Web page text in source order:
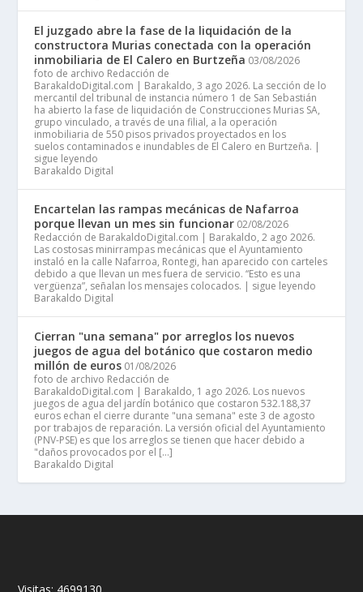
El juzgado abre la fase de la liquidación de la
constructora Murias conectada con la operación
inmobiliaria de El Calero en Burtzeña 03/08/2026
foto de archivo Redacción de
BarakaldoDigital.com | Barakaldo, 3 ago 2026. La sección de lo
mercantil del tribunal de instancia número 1 de San Sebastián
ha abierto la fase de liquidación de Construcciones Murias SA,
grupo vinculado, a través de una filial, a la operación
inmobiliaria de 550 pisos privados proyectados en los
suelos contaminados e inundables de El Calero en Burtzeña. |
sigue leyendo
Barakaldo Digital
Encartelan las rampas mecánicas de Nafarroa
porque llevan un mes sin funcionar 02/08/2026
Redacción de BarakaldoDigital.com | Barakaldo, 2 ago 2026.
Las costosas minirrampas mecánicas que el Ayuntamiento
instaló en la calle Nafarroa, Rontegi, han aparecido con carteles
debido a que llevan un mes fuera de servicio. “Esto es una
vergüenza”, señalan los mensajes colocados. | sigue leyendo
Barakaldo Digital
Cierran "una semana" por arreglos los nuevos
juegos de agua del botánico que costaron medio
millón de euros 01/08/2026
foto de archivo Redacción de
BarakaldoDigital.com | Barakaldo, 1 ago 2026. Los nuevos
juegos de agua del jardín botánico que costaron 532.188,37
euros echan el cierre durante "una semana" este 3 de agosto
por trabajos de reparación. La versión oficial del Ayuntamiento
(PNV-PSE) es que los arreglos se tienen que hacer debido a
"daños provocados por el […]
Barakaldo Digital